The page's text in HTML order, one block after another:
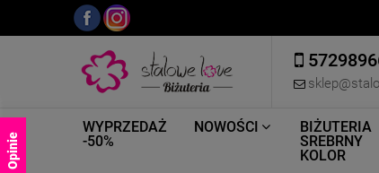
WYPRZEDAŻ
-50%
NOWOŚCI
BIŻUTERIA
SREBRNY
KOLOR
Opinie